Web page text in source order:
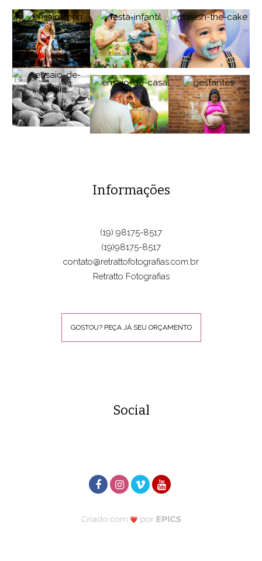
Informações
(19) 98175-8517
(19)98175-8517
contato@retrattofotografias.com.br
Retratto Fotografias
GOSTOU? PEÇA JÁ SEU ORÇAMENTO
Social